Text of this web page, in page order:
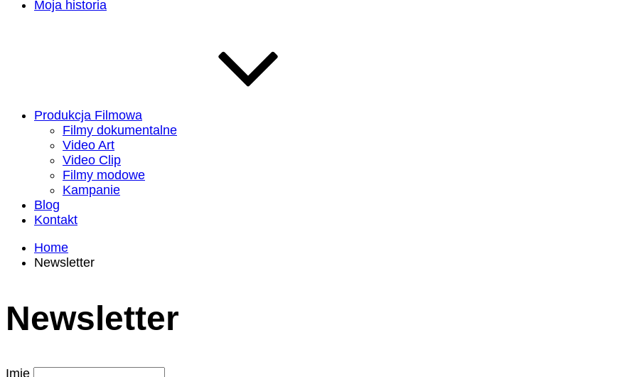
Moja historia
Produkcja Filmowa
Filmy dokumentalne
Video Art
Video Clip
Filmy modowe
Kampanie
Blog
Kontakt
Home
Newsletter
Newsletter
Imię